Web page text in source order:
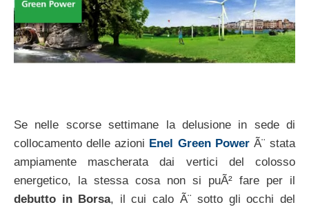
Se nelle scorse settimane la delusione in sede di
collocamento delle azioni Enel Green PowerÃ¨ stata
ampiamente mascherata dai vertici del colosso
energetico, la stessa cosa non si puÃ² fare per il
debutto in Borsa, il cui calo Ã¨ sotto gli occhi del